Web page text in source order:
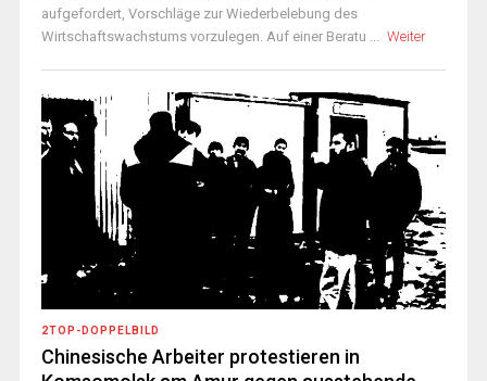
aufgefordert, Vorschläge zur Wiederbelebung des
Wirtschaftswachstums vorzulegen. Auf einer Beratu ... Weiter
2TOP-DOPPELBILD
Chinesische Arbeiter protestieren in